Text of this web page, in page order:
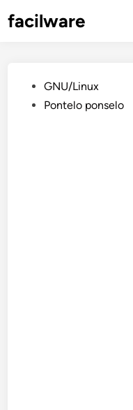
facilware
Publicado
en
GNU/Linux
Pontelo ponselo